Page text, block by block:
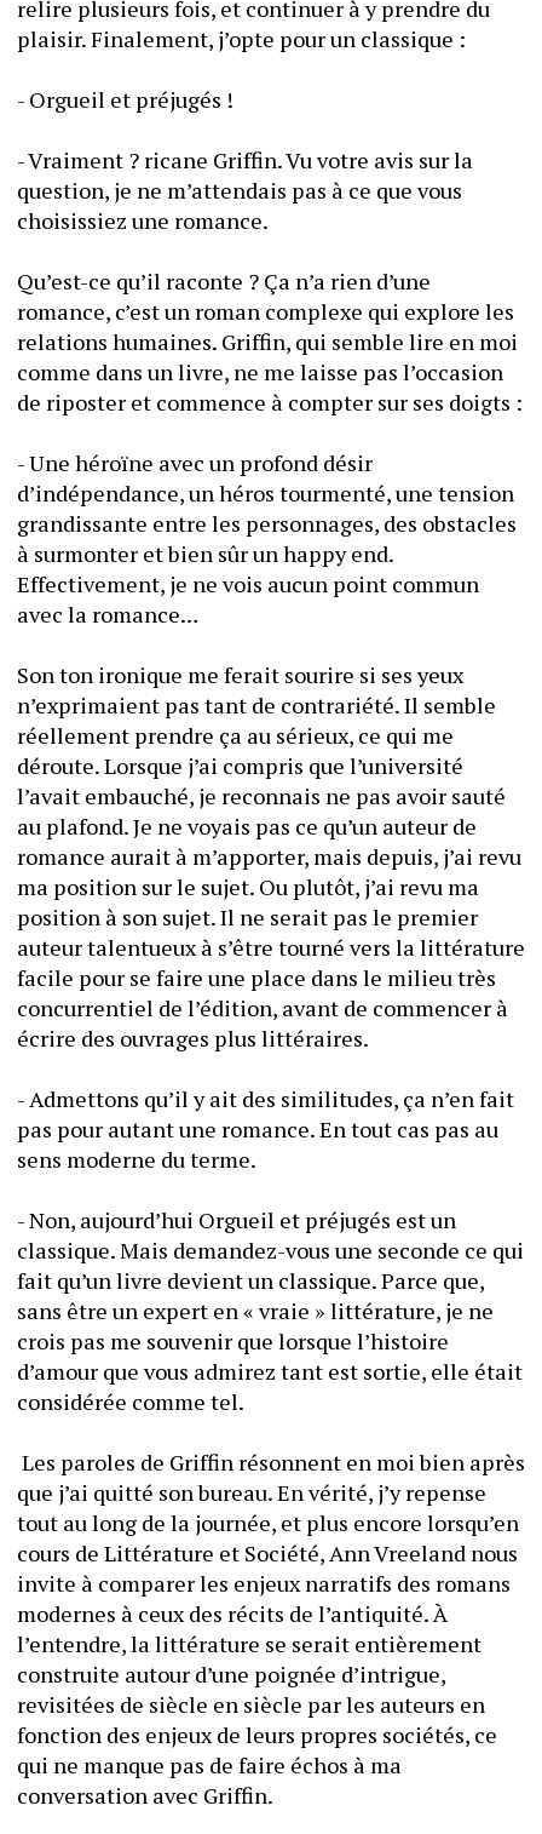
relire plusieurs fois, et continuer à y prendre du
plaisir. Finalement, j’opte pour un classique :
- Orgueil et préjugés !
- Vraiment ? ricane Griffin. Vu votre avis sur la
question, je ne m’attendais pas à ce que vous
choisissiez une romance.
Qu’est-ce qu’il raconte ? Ça n’a rien d’une
romance, c’est un roman complexe qui explore les
relations humaines. Griffin, qui semble lire en moi
comme dans un livre, ne me laisse pas l’occasion
de riposter et commence à compter sur ses doigts :
- Une héroïne avec un profond désir
d’indépendance, un héros tourmenté, une tension
grandissante entre les personnages, des obstacles
à surmonter et bien sûr un happy end.
Effectivement, je ne vois aucun point commun
avec la romance…
Son ton ironique me ferait sourire si ses yeux
n’exprimaient pas tant de contrariété. Il semble
réellement prendre ça au sérieux, ce qui me
déroute. Lorsque j’ai compris que l’université
l’avait embauché, je reconnais ne pas avoir sauté
au plafond. Je ne voyais pas ce qu’un auteur de
romance aurait à m’apporter, mais depuis, j’ai revu
ma position sur le sujet. Ou plutôt, j’ai revu ma
position à son sujet. Il ne serait pas le premier
auteur talentueux à s’être tourné vers la littérature
facile pour se faire une place dans le milieu très
concurrentiel de l’édition, avant de commencer à
écrire des ouvrages plus littéraires.
- Admettons qu’il y ait des similitudes, ça n’en fait
pas pour autant une romance. En tout cas pas au
sens moderne du terme.
- Non, aujourd’hui Orgueil et préjugés est un
classique. Mais demandez-vous une seconde ce qui
fait qu’un livre devient un classique. Parce que,
sans être un expert en « vraie » littérature, je ne
crois pas me souvenir que lorsque l’histoire
d’amour que vous admirez tant est sortie, elle était
considérée comme tel.
Les paroles de Griffin résonnent en moi bien après
que j’ai quitté son bureau. En vérité, j’y repense
tout au long de la journée, et plus encore lorsqu’en
cours de Littérature et Société, Ann Vreeland nous
invite à comparer les enjeux narratifs des romans
modernes à ceux des récits de l’antiquité. À
l’entendre, la littérature se serait entièrement
construite autour d’une poignée d’intrigue,
revisitées de siècle en siècle par les auteurs en
fonction des enjeux de leurs propres sociétés, ce
qui ne manque pas de faire échos à ma
conversation avec Griffin.